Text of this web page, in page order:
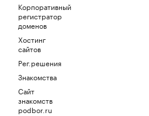
Корпоративный
регистратор
доменов
Хостинг
сайтов
Рег.решения
Знакомства
Сайт
знакомств
podbor.ru